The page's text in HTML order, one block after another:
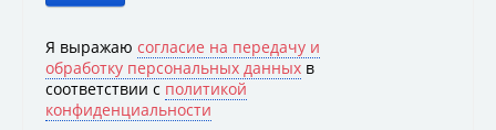
Я выражаю согласие на передачу и
обработку персональных данных в
соответствии с политикой
конфиденциальности